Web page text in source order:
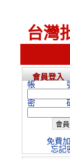
台灣
會員登入
帳
密
免費
忘記